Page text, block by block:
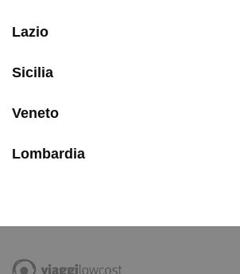
Lazio
Sicilia
Veneto
Lombardia